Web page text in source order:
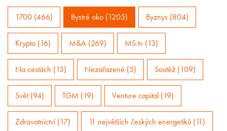
1700 (466) Bystré oko (1205) Byznys (804)
Krypto (16) M&A (269) MS.tv (13)
Na cestách (13) Nezařazené (5) Soutěž (109)
Svět (94) TGM (19) Venture capital (19)
Zdravotnictví (17) 11 největších českých energetiků (11)